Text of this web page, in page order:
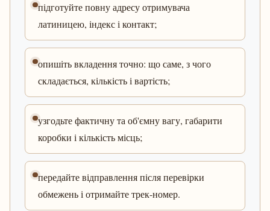
підготуйте повну адресу отримувача
латиницею, індекс і контакт;
опишіть вкладення точно: що саме, з чого
складається, кількість і вартість;
узгодьте фактичну та об'ємну вагу, габарити
коробки і кількість місць;
передайте відправлення після перевірки
обмежень і отримайте трек-номер.